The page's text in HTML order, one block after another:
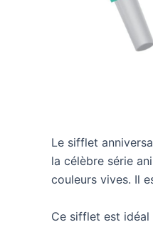
Le sifflet
la célèbre série
couleurs vives. Il
Ce sifflet est idéal